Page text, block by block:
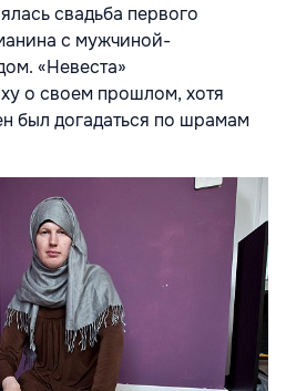
свадьба первого
с мужчиной-
«Невеста»
о своем прошлом, хотя
был догадаться по шрамам